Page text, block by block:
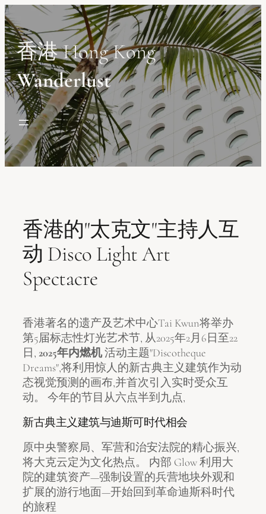
Skip
to
content
香港 Hong Kong
Wanderlust
香港的"太克文"主持人互
动 Disco Light Art
Spectacre
香港著名的遗产及艺术中心Tai Kwun将举办
第5届标志性灯光艺术节, 从2025年2月6日至22
日, 2025年内燃机活动主题"Discotheque
Dreams",将利用惊人的新古典主义建筑作为动
态视觉预测的画布,并首次引入实时受众互
动。 今年的节目从六点半到九点,
新古典主义建筑与迪斯可时代相会
原中央警察局、军营和治安法院的精心振兴,
将大克云定为文化热点。 内部 Glow 利用大
院的建筑资产—强制设置的兵营地块外观和
扩展的游行地面—开始回到革命迪斯科时代
的旅程